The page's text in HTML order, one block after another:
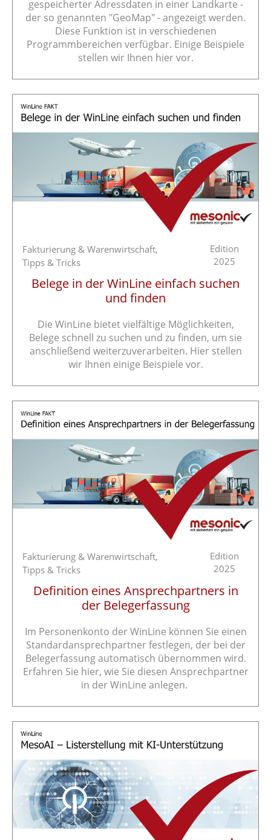
gespeicherter Adressdaten in einer Landkarte -
der so genannten "GeoMap" - angezeigt werden.
Diese Funktion ist in verschiedenen
Programmbereichen verfügbar. Einige Beispiele
stellen wir Ihnen hier vor.
Fakturierung & Warenwirtschaft,
Tipps & Tricks
Edition
2025
Belege in der WinLine einfach suchen
und finden
Die WinLine bietet vielfältige Möglichkeiten,
Belege schnell zu suchen und zu finden, um sie
anschließend weiterzuverarbeiten. Hier stellen
wir Ihnen einige Beispiele vor.
Fakturierung & Warenwirtschaft,
Tipps & Tricks
Edition
2025
Definition eines Ansprechpartners in
der Belegerfassung
Im Personenkonto der WinLine können Sie einen
Standardansprechpartner festlegen, der bei der
Belegerfassung automatisch übernommen wird.
Erfahren Sie hier, wie Sie diesen Ansprechpartner
in der WinLine anlegen.